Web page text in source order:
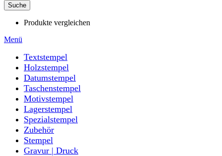
Suche
Produkte vergleichen
Menü
Textstempel
Holzstempel
Datumstempel
Taschenstempel
Motivstempel
Lagerstempel
Spezialstempel
Zubehör
Stempel
Gravur | Druck